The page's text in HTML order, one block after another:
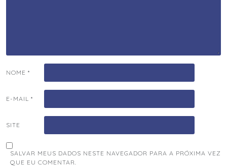
NOME *
E-MAIL *
SITE
SALVAR MEUS DADOS NESTE NAVEGADOR PARA A PRÓXIMA VEZ
QUE EU COMENTAR.